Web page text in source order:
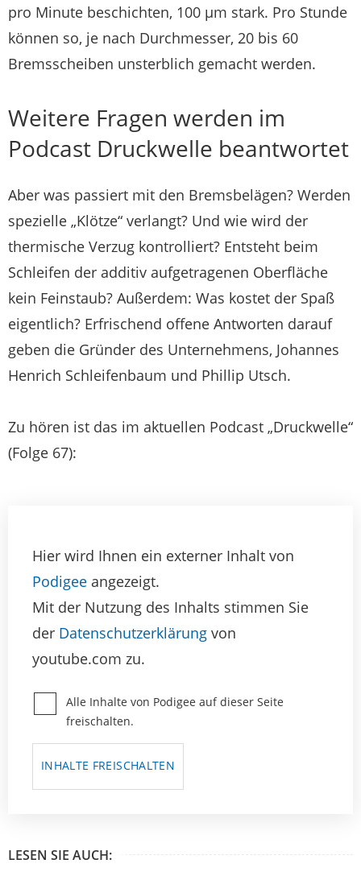
pro Minute beschichten, 100 µm stark. Pro Stunde
können so, je nach Durchmesser, 20 bis 60
Bremsscheiben unsterblich gemacht werden.
Weitere Fragen werden im
Podcast Druckwelle beantwortet
Aber was passiert mit den Bremsbelägen? Werden
spezielle „Klötze“ verlangt? Und wie wird der
thermische Verzug kontrolliert? Entsteht beim
Schleifen der additiv aufgetragenen Oberfläche
kein Feinstaub? Außerdem: Was kostet der Spaß
eigentlich? Erfrischend offene Antworten darauf
geben die Gründer des Unternehmens, Johannes
Henrich Schleifenbaum und Phillip Utsch.
Zu hören ist das im aktuellen Podcast „Druckwelle“
(Folge 67):
Hier wird Ihnen ein externer Inhalt von
Podigee angezeigt.
Mit der Nutzung des Inhalts stimmen Sie
der Datenschutzerklärung von
youtube.com zu.
Alle Inhalte von Podigee auf dieser Seite
freischalten.
INHALTE FREISCHALTEN
LESEN SIE AUCH: